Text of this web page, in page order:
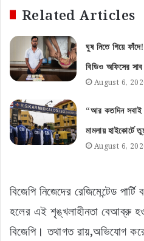
Related Articles
ঘুষ নিতে গিয়ে
বিডিও অফিসের সাব
August 6,
“আর কতদিন সবাই
মামলায় হাইকোর্টে
August 6,
বিজেপি নিজেদের রেজিমেন্টেড
হলের এই শৃঙ্খলাহীনতা বেআব্রু
বিজেপি। তথাগত রায়,অভিযোগ